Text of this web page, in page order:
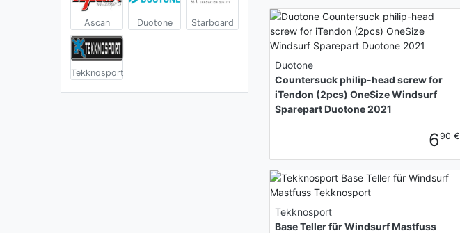
Ascan Duotone Starboard
Tekknosport
Duotone
Countersuck philip-head screw for
iTendon (2pcs) OneSize Windsurf
Sparepart Duotone 2021
690 €
Tekknosport
Base Teller für Windsurf Mastfuss